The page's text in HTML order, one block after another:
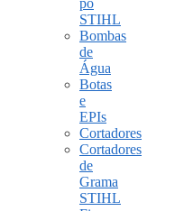
pó
STIHL
Bombas
de
Água
Botas
e
EPIs
Cortadores
Cortadores
de
Grama
STIHL